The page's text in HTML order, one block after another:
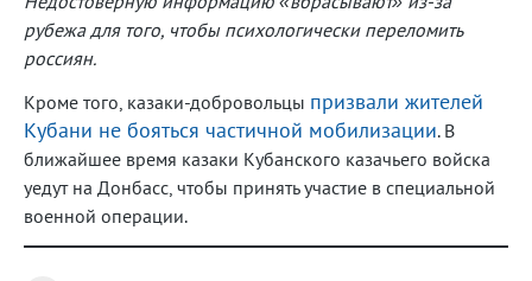
рубежа для того, чтобы психологически переломить
россиян.
Кроме того, казаки-добровольцы призвали жителей
Кубани не бояться частичной мобилизации. В
ближайшее время казаки Кубанского казачьего войска
уедут на Донбасс, чтобы принять участие в специальной
военной операции.